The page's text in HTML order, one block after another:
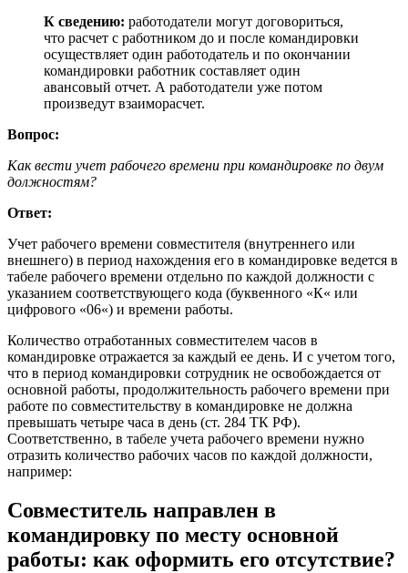
К сведению: работодатели могут договориться,
что расчет с работником до и после командировки
осуществляет один работодатель и по окончании
командировки работник составляет один
авансовый отчет. А работодатели уже потом
произведут взаиморасчет.
Вопрос:
Как вести учет рабочего времени при командировке по двум
должностям?
Ответ:
Учет рабочего времени совместителя (внутреннего или
внешнего) в период нахождения его в командировке ведется в
табеле рабочего времени отдельно по каждой должности с
указанием соответствующего кода (буквенного «К« или
цифрового «06«) и времени работы.
Количество отработанных совместителем часов в
командировке отражается за каждый ее день. И с учетом того,
что в период командировки сотрудник не освобождается от
основной работы, продолжительность рабочего времени при
работе по совместительству в командировке не должна
превышать четыре часа в день (ст. 284 ТК РФ).
Соответственно, в табеле учета рабочего времени нужно
отразить количество рабочих часов по каждой должности,
например:
Совместитель направлен в
командировку по месту основной
работы: как оформить его отсутствие?